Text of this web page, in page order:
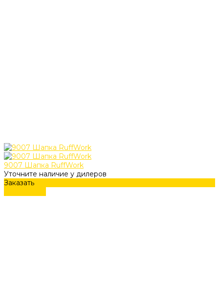
9007 Шапка RuffWork
Уточните наличие у дилеров
Заказать